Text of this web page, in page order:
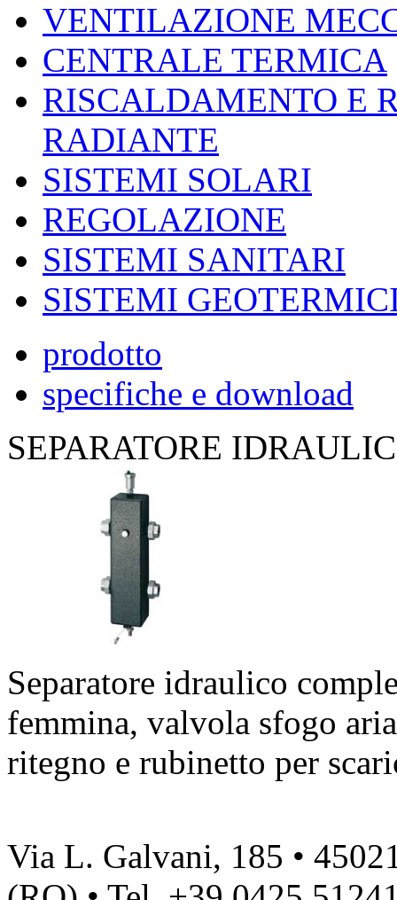
VENTILAZIONE
CENTRALE TERMICA
RISCALDAMENTO E
RADIANTE
SISTEMI SOLARI
REGOLAZIONE
SISTEMI SANITARI
SISTEMI
prodotto
specifiche e download
SEPARATORE
Separatore idraulico
femmina, valvola sfogo
ritegno e rubinetto per
Via L. Galvani, 185 •